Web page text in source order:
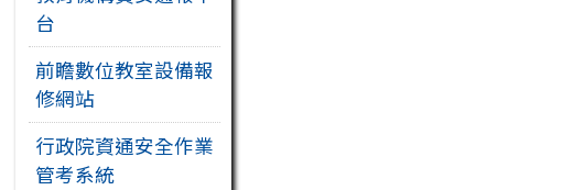
台
前瞻數位教室設備報
修網站
行政院資通安全作業
管考系統